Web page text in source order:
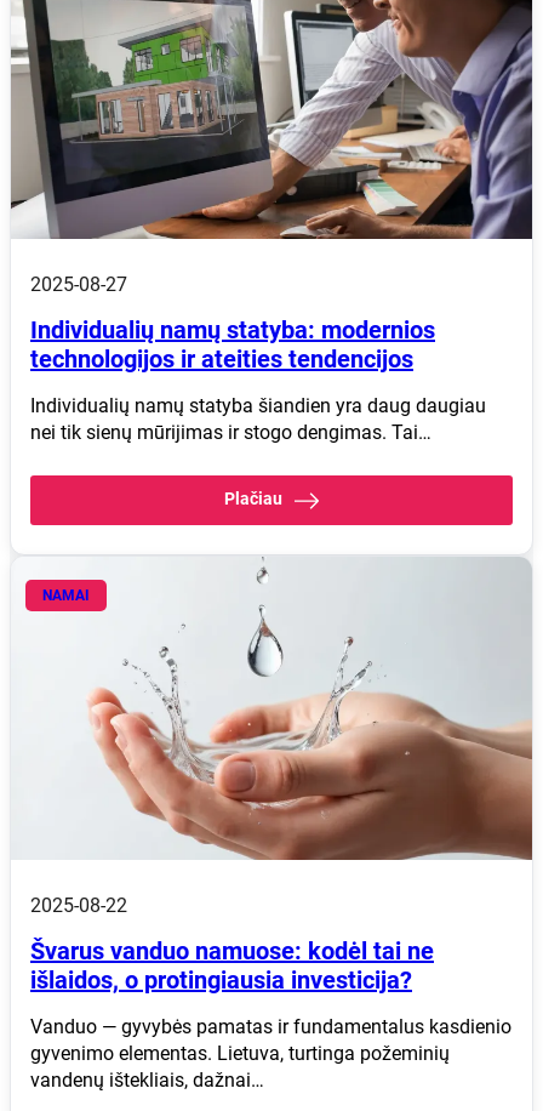
2025-08-27
Individualių namų statyba: modernios
technologijos ir ateities tendencijos
Individualių namų statyba šiandien yra daug daugiau
nei tik sienų mūrijimas ir stogo dengimas. Tai…
Plačiau
NAMAI
2025-08-22
Švarus vanduo namuose: kodėl tai ne
išlaidos, o protingiausia investicija?
Vanduo — gyvybės pamatas ir fundamentalus kasdienio
gyvenimo elementas. Lietuva, turtinga požeminių
vandenų ištekliais, dažnai…